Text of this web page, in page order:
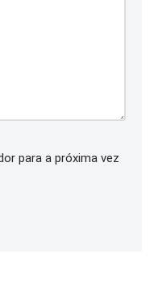
para a próxima vez